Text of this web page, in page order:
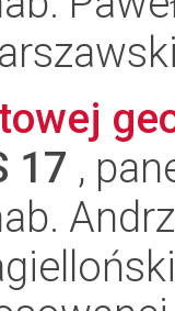
17 ,